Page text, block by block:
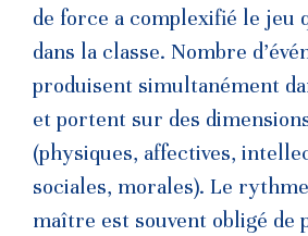
de force a complexifié le jeu
dans la classe. Nombre
produisent simultanément
et portent sur des
(physiques, affectives,
sociales, morales). Le
maître est souvent obligé de